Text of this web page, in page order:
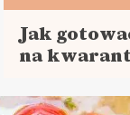
Jak
na
więcej